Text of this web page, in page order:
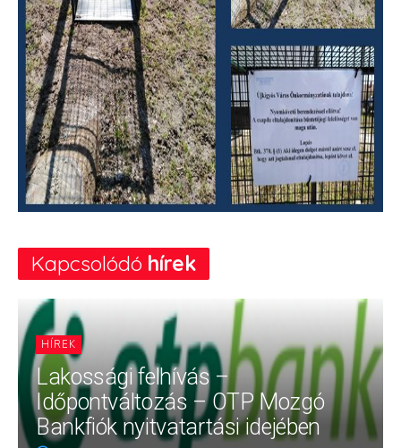
Kapcsolódó hírek
HÍREK
Lakossági felhívás –
Időpontváltozás – OTP Mozgó
Bankfiók nyitvatartási idejében